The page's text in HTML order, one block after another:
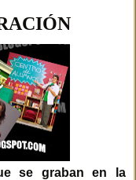
se graban en la